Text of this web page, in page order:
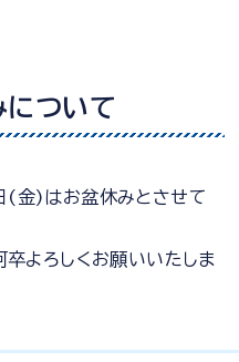
ついて
)はお盆休みとさせて
よろしくお願いいたしま